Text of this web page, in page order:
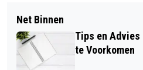
Net Binnen
Tips en Advies
te Voorkomen